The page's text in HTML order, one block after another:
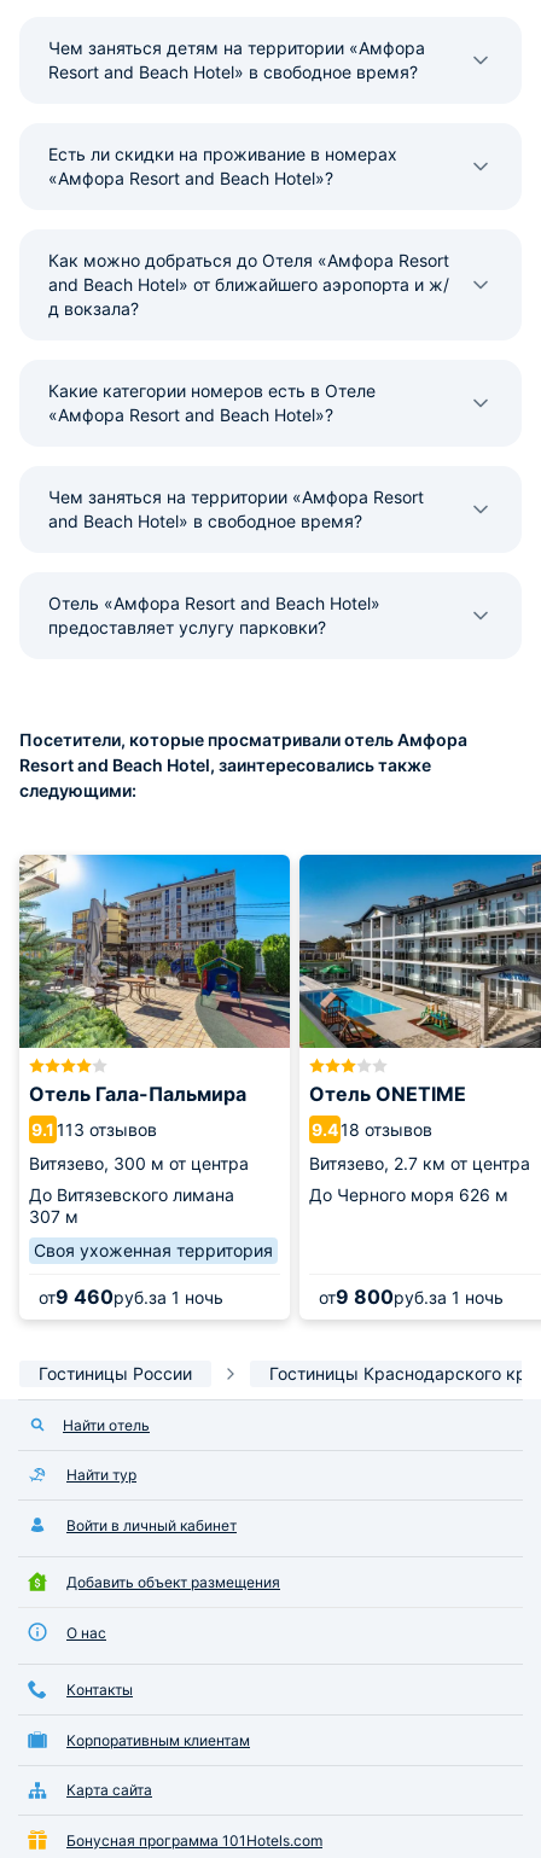
Чем заняться детям на территории «Амфора
Resort and Beach Hotel» в свободное время?
Есть ли скидки на проживание в номерах
«Амфора Resort and Beach Hotel»?
Как можно добраться до Отеля «Амфора Resort
and Beach Hotel» от ближайшего аэропорта и ж/
д вокзала?
Какие категории номеров есть в Отеле
«Амфора Resort and Beach Hotel»?
Чем заняться на территории «Амфора Resort
and Beach Hotel» в свободное время?
Отель «Амфора Resort and Beach Hotel»
предоставляет услугу парковки?
Посетители, которые просматривали отель Амфора
Resort and Beach Hotel, заинтересовались также
следующими:
Отель Гала-Пальмира
9.1113 отзывов
Витязево, 300 м от центра
До Витязевского лимана
307 м
Своя ухоженная территория
от9 460руб.за 1 ночь
Отель ONETIME
9.418 отзывов
Витязево, 2.7 км от центра
До Черного моря 626 м
от9 800руб.за 1 ночь
Гостиницы России Гостиницы Краснодарского
Найти отель
Найти тур
Войти в личный кабинет
Добавить объект размещения
О нас
Контакты
Корпоративным клиентам
Карта сайта
Бонусная программа 101Hotels.com